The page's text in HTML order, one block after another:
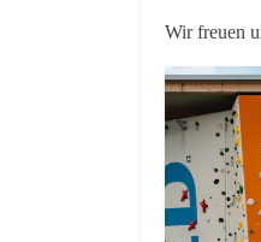
Wir freuen